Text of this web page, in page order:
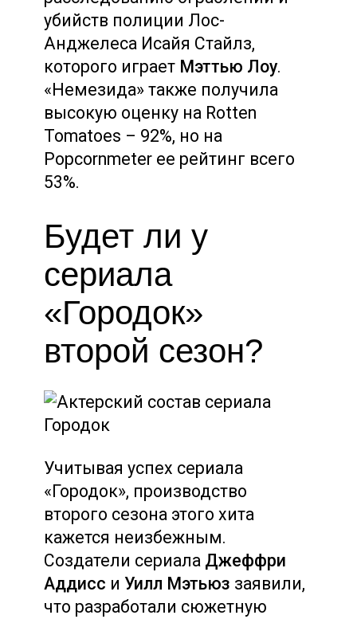
убийств полиции Лос-
Анджелеса Исайя Стайлз,
которого играет Мэттью Лоу.
«Немезида» также получила
высокую оценку на Rotten
Tomatoes – 92%, но на
Popcornmeter ее рейтинг всего
53%.
Будет ли у
сериала
«Городок»
второй сезон?
Учитывая успех сериала
«Городок», производство
второго сезона этого хита
кажется неизбежным.
Создатели сериала Джеффри
Аддисс и Уилл Мэтьюз заявили,
что разработали сюжетную